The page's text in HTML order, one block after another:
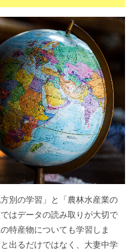
別の学習」と「農林水産業の
はデータの読み取りが大切で
特産物についても学習しま
出るだけではなく、大妻中学